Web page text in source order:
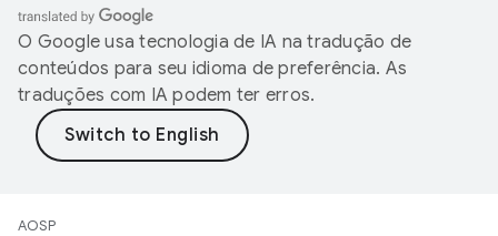
O Google usa tecnologia de IA na tradução de
conteúdos para seu idioma de preferência. As
traduções com IA podem ter erros.
AOSP